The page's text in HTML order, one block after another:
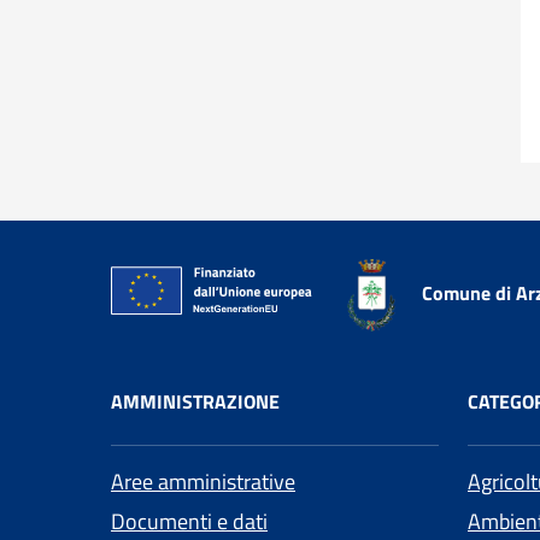
Comune di
AMMINISTRAZIONE
Aree amministrative
Documenti e dati